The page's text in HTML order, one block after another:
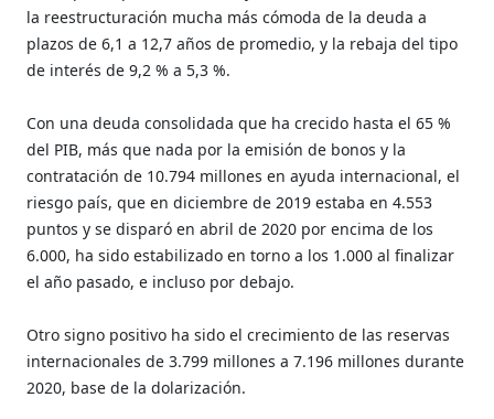
la reestructuración mucha más cómoda de la deuda a
plazos de 6,1 a 12,7 años de promedio, y la rebaja del tipo
de interés de 9,2 % a 5,3 %.
Con una deuda consolidada que ha crecido hasta el 65 %
del PIB, más que nada por la emisión de bonos y la
contratación de 10.794 millones en ayuda internacional, el
riesgo país, que en diciembre de 2019 estaba en 4.553
puntos y se disparó en abril de 2020 por encima de los
6.000, ha sido estabilizado en torno a los 1.000 al finalizar
el año pasado, e incluso por debajo.
Otro signo positivo ha sido el crecimiento de las reservas
internacionales de 3.799 millones a 7.196 millones durante
2020, base de la dolarización.